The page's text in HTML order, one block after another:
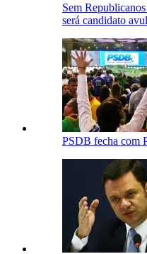
Sem
será candidato
PSDB fecha com